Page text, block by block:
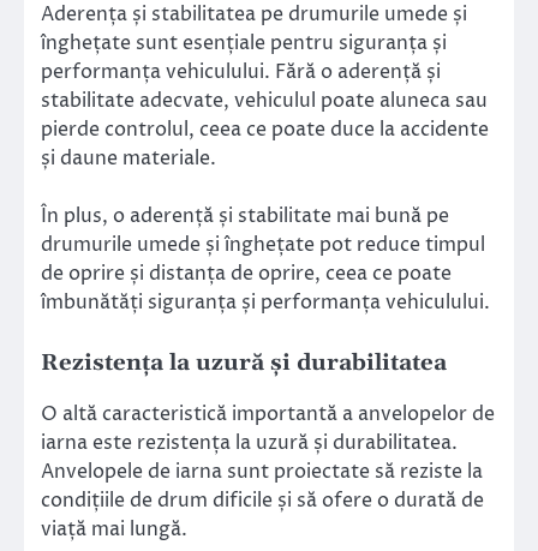
Aderența și stabilitatea pe drumurile umede și
înghețate sunt esențiale pentru siguranța și
performanța vehiculului. Fără o aderență și
stabilitate adecvate, vehiculul poate aluneca sau
pierde controlul, ceea ce poate duce la accidente
și daune materiale.
În plus, o aderență și stabilitate mai bună pe
drumurile umede și înghețate pot reduce timpul
de oprire și distanța de oprire, ceea ce poate
îmbunătăți siguranța și performanța vehiculului.
Rezistența la uzură și durabilitatea
O altă caracteristică importantă a anvelopelor de
iarna este rezistența la uzură și durabilitatea.
Anvelopele de iarna sunt proiectate să reziste la
condițiile de drum dificile și să ofere o durată de
viață mai lungă.